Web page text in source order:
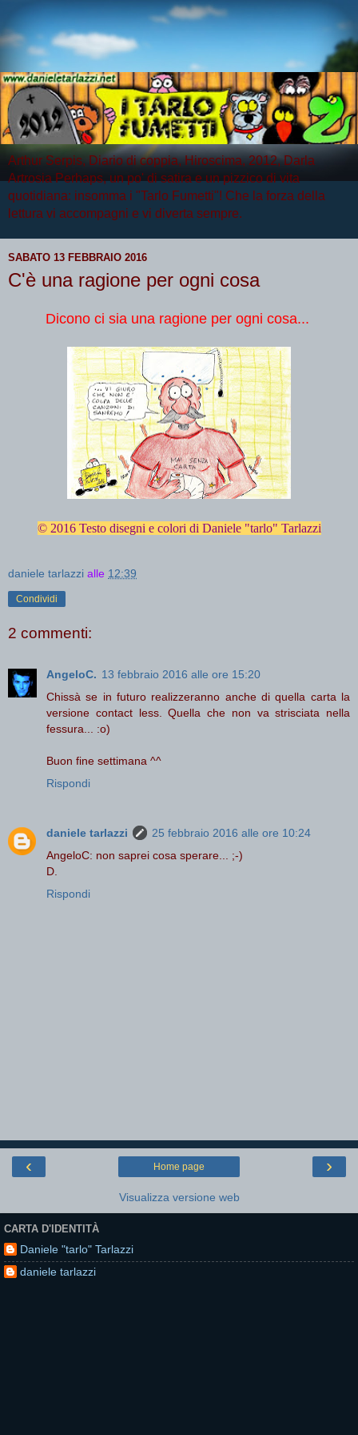
Arthur Serpis, Diario di coppia, Hiroscima, 2012, Darla
Artrosia Perhaps, un po' di satira e un pizzico di vita
quotidiana: insomma i "Tarlo Fumetti"! Che la forza della
lettura vi accompagni e vi diverta sempre.
SABATO 13 FEBBRAIO 2016
C'è una ragione per ogni cosa
Dicono ci sia una ragione per ogni cosa...
© 2016 Testo disegni e colori di Daniele "tarlo" Tarlazzi
daniele tarlazzi alle 12:39
Condividi
2 commenti:
AngeloC. 13 febbraio 2016 alle ore 15:20
Chissà se in futuro realizzeranno anche di quella carta la
versione contact less. Quella che non va strisciata nella
fessura... :o)
Buon fine settimana ^^
Rispondi
daniele tarlazzi
25 febbraio 2016 alle ore 10:24
AngeloC: non saprei cosa sperare... ;-)
D.
Rispondi
‹ ›
Home page
Visualizza versione web
CARTA D'IDENTITÀ
Daniele "tarlo" Tarlazzi
daniele tarlazzi